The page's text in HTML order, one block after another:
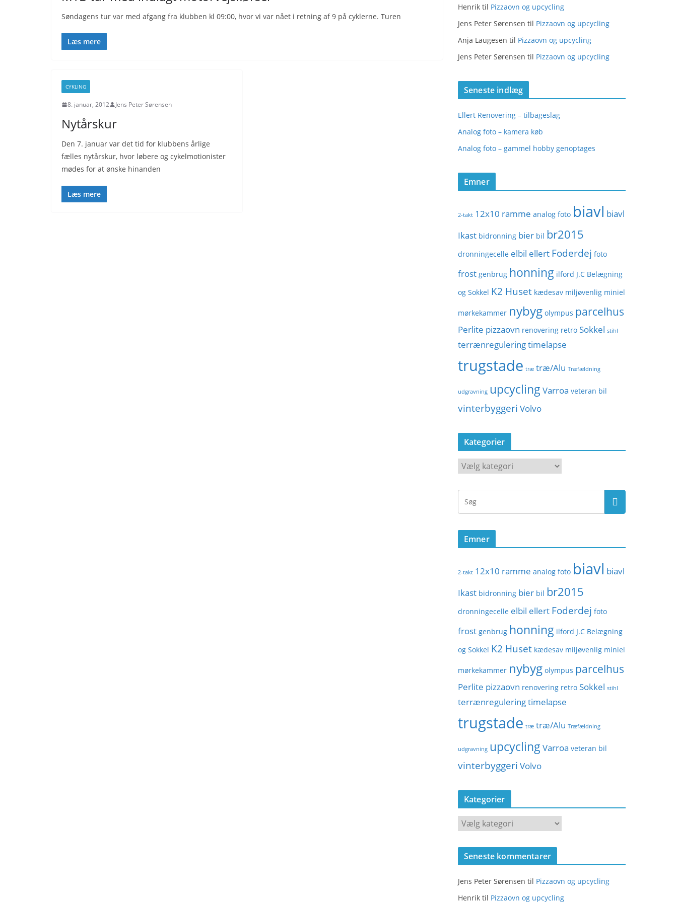
Søndagens tur var med afgang fra klubben kl 09:00, hvor vi var nået i retning af 9 på cyklerne. Turen
Læs mere
CYKLING
8. januar, 2012 Jens Peter Sørensen
Nytårskur
Den 7. januar var det tid for klubbens årlige
fælles nytårskur, hvor løbere og cykelmotionister
mødes for at ønske hinanden
Læs mere
Henrik til Pizzaovn og upcycling
Jens Peter Sørensen til Pizzaovn og upcycling
Anja Laugesen til Pizzaovn og upcycling
Jens Peter Sørensen til Pizzaovn og upcycling
Seneste indlæg
Ellert Renovering – tilbageslag
Analog foto – kamera køb
Analog foto – gammel hobby genoptages
Emner
2-takt 12x10 ramme analog foto biavl biavl
Ikast bidronning bier bil br2015
dronningecelle elbil ellert Foderdej foto
frost genbrug honning ilford J.C Belægning
og Sokkel K2 Huset kædesav miljøvenlig miniel
mørkekammer nybyg olympus parcelhus
Perlite pizzaovn renovering retro Sokkel stihl
terrænreguleringtimelapse
trugstade træ træ/Alu Træfældning
udgravning upcycling Varroa veteran bil
vinterbyggeri Volvo
Kategorier
K
a
t
g
r
Emner
2-takt 12x10 ramme analog foto biavl biavl
Ikast bidronning bier bil br2015
dronningecelle elbil ellert Foderdej foto
frost genbrug honning ilford J.C Belægning
og Sokkel K2 Huset kædesav miljøvenlig miniel
mørkekammer nybyg olympus parcelhus
Perlite pizzaovn renovering retro Sokkel stihl
terrænreguleringtimelapse
trugstade træ træ/Alu Træfældning
udgravning upcycling Varroa veteran bil
vinterbyggeri Volvo
Kategorier
K
a
t
o
r
Seneste kommentarer
Jens Peter Sørensen til Pizzaovn og upcycling
Henrik til Pizzaovn og upcycling